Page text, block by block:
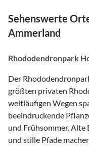
Sehenswerte
Ammerland
Rhododendronpark
Der
größten privaten
weitläufigen Wegen
beeindruckende
und Frühsommer. Alte
und stille Pfade